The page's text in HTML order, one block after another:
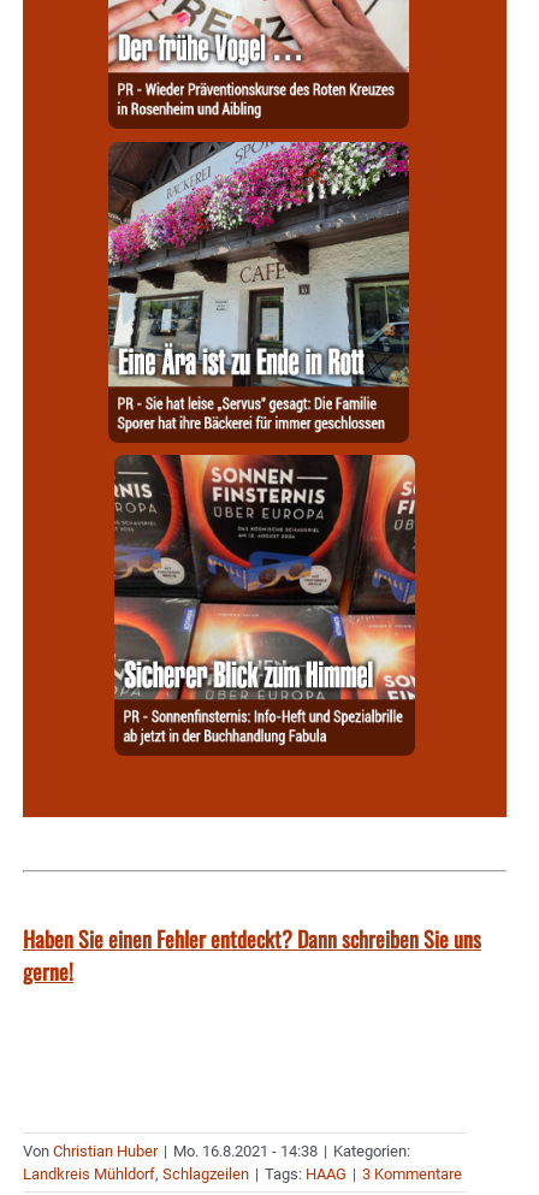
Haben Sie einen Fehler entdeckt? Dann schreiben Sie uns
gerne!
Von Christian Huber | Mo. 16.8.2021 - 14:38 | Kategorien:
Landkreis Mühldorf, Schlagzeilen | Tags: HAAG | 3 Kommentare